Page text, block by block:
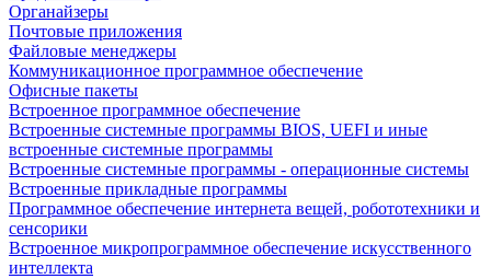
Органайзеры
Почтовые приложения
Файловые менеджеры
Коммуникационное программное обеспечение
Офисные пакеты
Встроенное программное обеспечение
Встроенные системные программы BIOS, UEFI и иные
встроенные системные программы
Встроенные системные программы - операционные системы
Встроенные прикладные программы
Программное обеспечение интернета вещей, робототехники и
сенсорики
Встроенное микропрограммное обеспечение искусственного
интеллекта